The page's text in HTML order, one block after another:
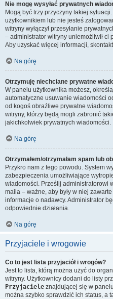
Nie mogę wysyłać prywatnych
Mogą być trzy przyczyny takiej
użytkownikiem lub nie jesteś
witryny wyłączył przesyłanie
– administrator witryny uniemożliwił ci
Aby uzyskać więcej informacji,
Na górę
Otrzymuję niechciane prywatne
W panelu użytkownika możesz,
automatyczne usuwanie wiadomości
od kogoś obraźliwe prywatne
witryny, którzy będą mogli zabronić
jakichkolwiek prywatnych wiadomości.
Na górę
Otrzymałem/otrzymałam spam lub
Przykro nam z tego powodu. System
zabezpieczenia umożliwiające
wiadomości. Prześlij administratorowi
maila – ważne, aby były w niej
informacje o nadawcy. Administrator
odpowiednie działania.
Na górę
Przyjaciele i wrogowie
Co to jest lista przyjaciół i wrogów?
Jest to lista, którą można użyć do
witryny. Użytkownicy dodani do listy
Przyjaciele znajdującej się w
można szybko sprawdzić ich status, a